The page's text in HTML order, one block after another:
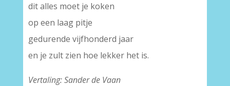
dit alles moet je koken
op een laag pitje
gedurende vijfhonderd jaar
en je zult zien hoe lekker het is.
Vertaling: Sander de Vaan